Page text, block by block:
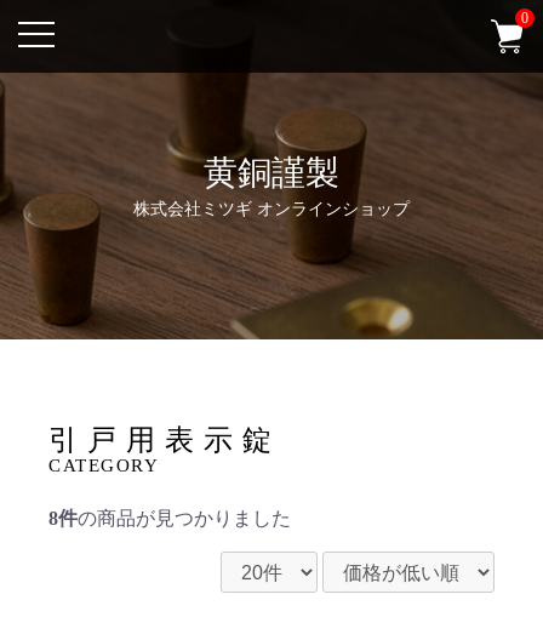
黄銅謹製
株式会社ミツギ オンラインショップ
0
お気に入り
引戸用表示錠
CATEGORY
8件の商品が見つかりました